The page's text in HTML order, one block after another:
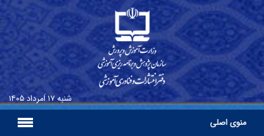
شنبه۱۷ اَمرداد ۱۴۰۵
منوی اصلی